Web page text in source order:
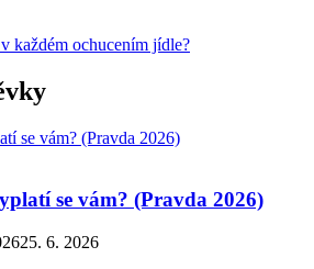
každém ochucením jídle?
se vám? (Pravda 2026)
25. 6. 2026